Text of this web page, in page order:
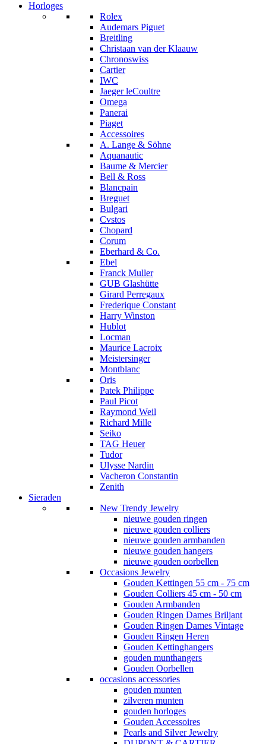
Horloges
Rolex
Audemars Piguet
Breitling
Christaan van der Klaauw
Chronoswiss
Cartier
IWC
Jaeger leCoultre
Omega
Panerai
Piaget
Accessoires
A. Lange & Söhne
Aquanautic
Baume & Mercier
Bell & Ross
Blancpain
Breguet
Bulgari
Cvstos
Chopard
Corum
Eberhard & Co.
Ebel
Franck Muller
GUB Glashütte
Girard Perregaux
Frederique Constant
Harry Winston
Hublot
Locman
Maurice Lacroix
Meistersinger
Montblanc
Oris
Patek Philippe
Paul Picot
Raymond Weil
Richard Mille
Seiko
TAG Heuer
Tudor
Ulysse Nardin
Vacheron Constantin
Zenith
Sieraden
New Trendy Jewelry
nieuwe gouden ringen
nieuwe gouden colliers
nieuwe gouden armbanden
nieuwe gouden hangers
nieuwe gouden oorbellen
Occasions Jewelry
Gouden Kettingen 55 cm - 75 cm
Gouden Colliers 45 cm - 50 cm
Gouden Armbanden
Gouden Ringen Dames Briljant
Gouden Ringen Dames Vintage
Gouden Ringen Heren
Gouden Kettinghangers
gouden munthangers
Gouden Oorbellen
occasions accessories
gouden munten
zilveren munten
gouden horloges
Gouden Accessoires
Pearls and Silver Jewelry